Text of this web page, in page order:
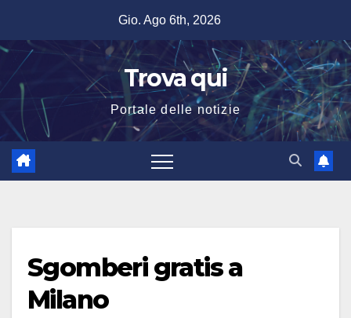
contenuto
Gio. Ago 6th, 2026
Trova qui
Portale delle notizie
Sgomberi gratis a
Milano